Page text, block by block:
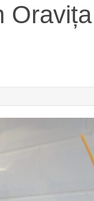
FANTASTICUL